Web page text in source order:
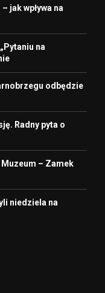
jak wpływa na
na
odbędzie
Radny pyta o
Muzeum – Zamek
niedziela na